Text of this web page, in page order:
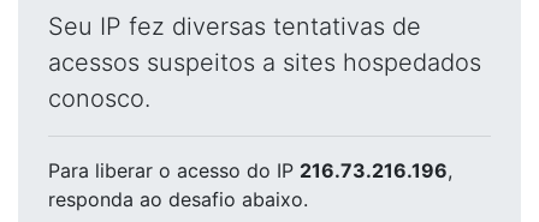
Seu IP fez diversas tentativas de
acessos suspeitos a sites hospedados
conosco.
Para liberar o acesso do IP 216.73.216.196,
responda ao desafio abaixo.